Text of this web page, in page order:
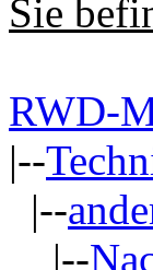
Sie
RWD-
|--
|--
|--